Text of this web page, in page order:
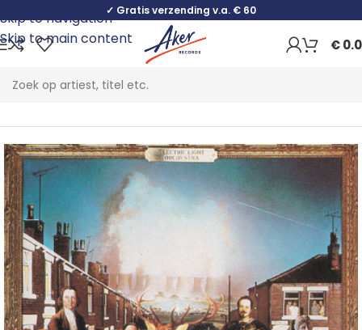
Skip to navigation
Skip to main content
✓ Gratis verzending v.a. € 60
€
Home Rock